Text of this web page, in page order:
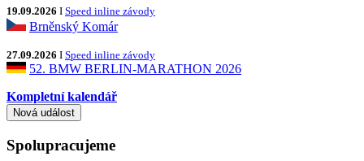
19.09.2026 I Speed inline závody
Brněnský Komár
27.09.2026 I Speed inline závody
52. BMW BERLIN-MARATHON 2026
Kompletní kalendář
Spolupracujeme